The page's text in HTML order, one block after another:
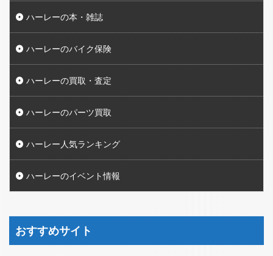
ハーレーの本・雑誌
ハーレーのバイク保険
ハーレーの買取・査定
ハーレーのパーツ買取
ハーレー人気ランキング
ハーレーのイベント情報
おすすめサイト